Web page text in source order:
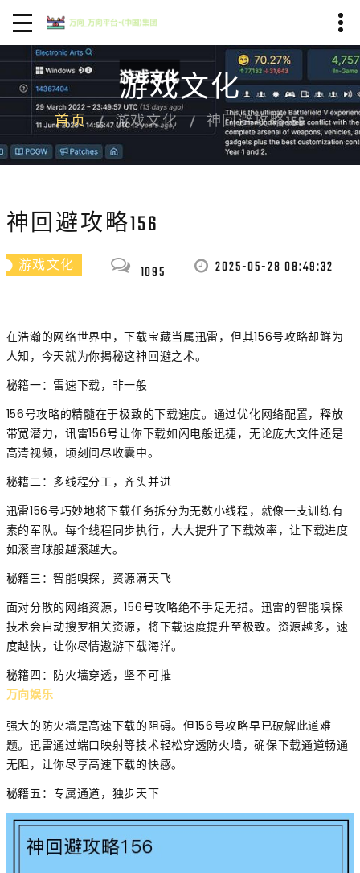
游戏文化
首页 游戏文化 神回避攻略156
神回避攻略156
游戏文化 1095 2025-05-28 08:49:32
在浩瀚的网络世界中，下载宝藏当属迅雷，但其156号攻略却鲜为
人知，今天就为你揭秘这神回避之术。
秘籍一：雷速下载，非一般
156号攻略的精髓在于极致的下载速度。通过优化网络配置，释放
带宽潜力，讯雷156号让你下载如闪电般迅捷，无论庞大文件还是
高清视频，顷刻间尽收囊中。
秘籍二：多线程分工，齐头并进
迅雷156号巧妙地将下载任务拆分为无数小线程，就像一支训练有
素的军队。每个线程同步执行，大大提升了下载效率，让下载进度
如滚雪球般越滚越大。
秘籍三：智能嗅探，资源满天飞
面对分散的网络资源，156号攻略绝不手足无措。迅雷的智能嗅探
技术会自动搜罗相关资源，将下载速度提升至极致。资源越多，速
度越快，让你尽情遨游下载海洋。
秘籍四：防火墙穿透，坚不可摧
万向娱乐
强大的防火墙是高速下载的阻碍。但156号攻略早已破解此道难
题。迅雷通过端口映射等技术轻松穿透防火墙，确保下载通道畅通
无阻，让你尽享高速下载的快感。
秘籍五：专属通道，独步天下